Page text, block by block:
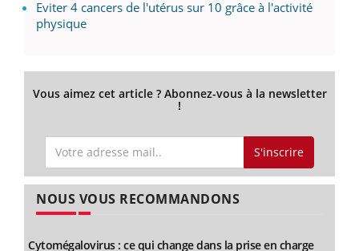
Eviter 4 cancers de l'utérus sur 10 grâce à l'activité
physique
Vous aimez cet article ? Abonnez-vous à la newsletter
!
S'inscrire
NOUS VOUS RECOMMANDONS
Cytomégalovirus : ce qui change dans la prise en charge